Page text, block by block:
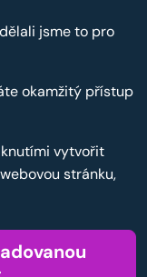
jsme to pro
okamžitý přístup
vytvořit
stránku,